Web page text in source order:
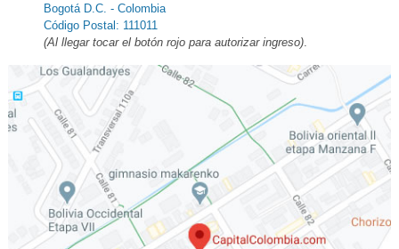
Bogotá D.C. - Colombia
Código Postal: 111011
(Al llegar tocar el botón rojo para autorizar ingreso).